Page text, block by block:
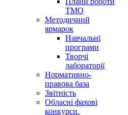
ТМО
Методичний
ярмарок
Навчальні
програми
Творчі
лабораторії
Нормативно-
правова база
Звітність
Обласні фахові
конкурси.